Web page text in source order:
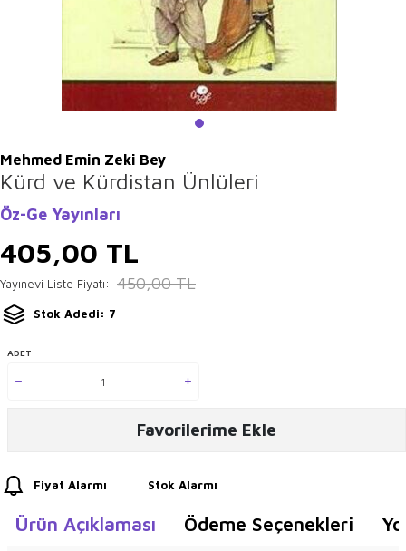
Mehmed Emin Zeki Bey
Kürd ve Kürdistan Ünlüleri
Öz-Ge Yayınları
405,00 TL
Yayınevi Liste Fiyatı: 450,00TL
Stok Adedi: 7
ADET
Favorilerime Ekle
Fiyat Alarmı Stok Alarmı
Ürün Açıklaması Ödeme Seçenekleri